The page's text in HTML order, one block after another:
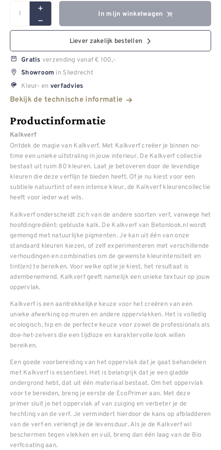
In mijn winkelwagen
Liever zakelijk bestellen
Gratis verzending vanaf € 100,-
Showroom in Sliedrecht
Kleur- en verfadvies
Bekijk de technische informatie
Productinformatie
Kalkverf
Ontdek de magie van Kalkverf. Met Kalkverf creëer je binnen no-
time een unieke uitstraling in jouw interieur. De Kalkverf collectie
bestaat uit ruim 80 kleuren. Laat je betoveren door de levendige
kleuren die deze verflijn te bieden heeft. Of je nu kiest voor een
subtiele natuurtint of een intense kleur, de Kalkverf kleurencollectie
heeft voor ieder wat wils.
Kalkverf onderscheidt zich van de andere soorten verf, vanwege het
hoofdingrediënt: gebluste kalk. De Kalkverf van Betonlook.nl wordt
gemengd met natuurlijke pigmenten. Je kan uit één van onze
standaard kleuren kiezen, of zelf experimenteren met verschillende
verhoudingen en combinaties om de gewenste kleurintensiteit en
tint(en) te bereiken. Voor welke optie je kiest, het resultaat is
adembenemend. Kalkverf geeft namelijk een unieke textuur op jouw
oppervlak.
Kalkverf is een aantrekkelijke keuze voor het creëren van een
unieke afwerking op muren en andere oppervlakken. Het is volledig
ecologisch, hip en de perfecte keuze voor zowel de professionals als
doe-het-zelvers die een tijdloze en karaktervolle look willen
bereiken.
Een goede voorbereiding van het oppervlak dat je gaat behandelen
met Kalkverf is essentieel. Het is belangrijk dat je een gladde
ondergrond hebt, dat uit één materiaal bestaat. Om het oppervlak
voor te bereiden, breng je eerste de EcoPrimer aan. Met deze
primer sluit je het oppervlak af van zuiging en verbeter je de
hechting van de verf. Je vermindert hierdoor de kans op afbladderen
van de verf en verlengt je de levensduur. Als je de Kalkverf wil
beschermen tegen vlekken en vuil, breng dan één laag van de Bio
verfcoating aan.